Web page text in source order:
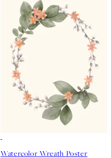
Watercolor Wreath Poster